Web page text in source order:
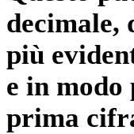
decimale,
più
e in
prima